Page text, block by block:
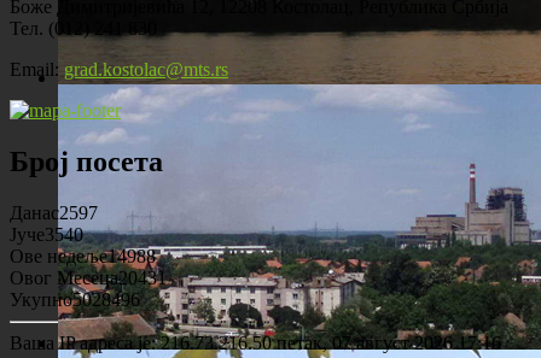
Костолац на Дунаву
Боже Димитријевића 12, 12208 Костолац, Република Србија
Тел. (012) 241 830
Email: grad.kostolac@mts.rs
Број посета
Данас2597
Јуче3540
Ове недеље14988
Овог Месеца20431
Укупно5028496
Ваша IP адреса је: 216.73.216.50 петак, 07 август 2026 17:16